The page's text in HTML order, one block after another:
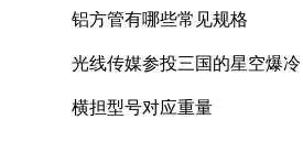
铝方管有哪些常见规格
光线传媒参投三国的星空爆冷
横担型号对应重量